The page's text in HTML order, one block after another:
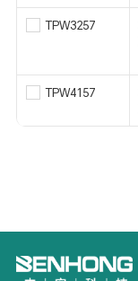
TPW3257
TPW4157